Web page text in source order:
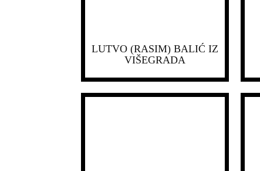
LUTVO (RASIM) BALIĆ IZ
VIŠEGRADA